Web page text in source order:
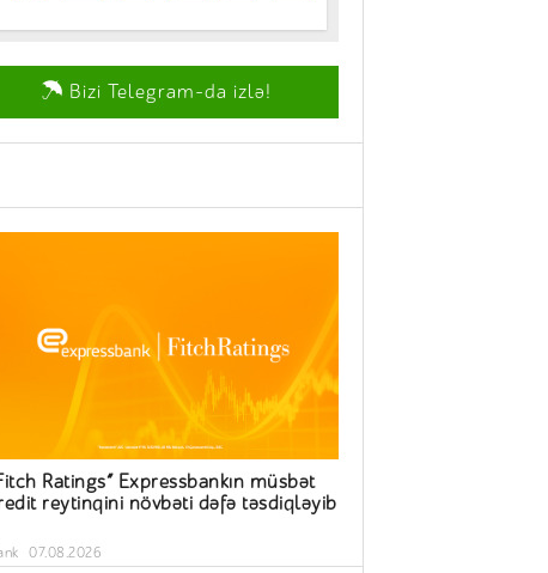
Bizi Telegram-da izlə!
Ratings” Expressbankın müsbət
reytinqini növbəti dəfə təsdiqləyib
07.08.2026